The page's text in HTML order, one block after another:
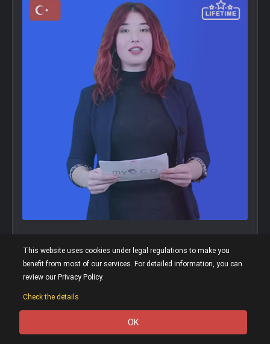
Read to Learn - TURKISH explanation
Elementary Level
Elementary A1-A2 level ENGLISH With detailed analysis of
Pronunciation skills will be improved. You can buy this
This website uses cookies under legal regulations to make you
benefit from most of our services. For detailed information, you can
review our Privacy Policy.
Check the details
OK